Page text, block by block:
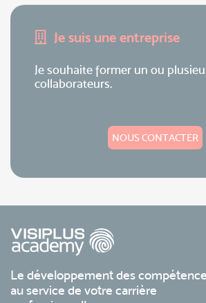
Je suis une entreprise
Je souhaite former un ou
collaborateurs.
NOUS CONTACTER
Le développement des
au service de votre carrière